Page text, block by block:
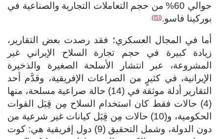
حوالي 60% من حجم التعاملات التجارية والصناعية في
بوركينا فاسو.(
[5]
)
أما في المجال العسكري؛ فقد رصدت بعض التقارير،
زيادة كبيرة في حجم تجارة السلاح الإيراني غير
المشروعة، عبر انتشار الأسلحة الصغيرة والذخيرة
الإيرانية، في كثيرٍ من الصراعات الإفريقية، وقدَّم أحد
التقارير أدلة موثقة في (14) حالة صراعية مسلحة، منها
(4) حالات فقط كان استخدام السلاح مِن قِبَل القوات
الحكومية، و(10) حالات مِن قِبَل كيانات غير شرعية من
دون الدولة، وشمل التحقيق (9) دول إفريقية هي: كوت